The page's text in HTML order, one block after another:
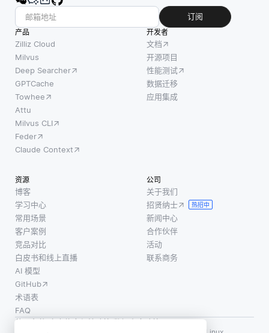
订阅
产品
Zilliz Cloud
Milvus
Deep Searcher
GPTCache
Towhee
Attu
Milvus CLI
Feder
Claude Context
开发者
文档
开源项目
性能测试
数据迁移
应用集成
资源
博客
学习中心
常用场景
客户案例
竞品对比
白皮书和线上直播
AI 模型
GitHub
术语表
FAQ
公司
关于我们
招贤纳士
热招中
新闻中心
合作伙伴
活动
联系商务
使用条款·个人信息保护政策·数据安全政策